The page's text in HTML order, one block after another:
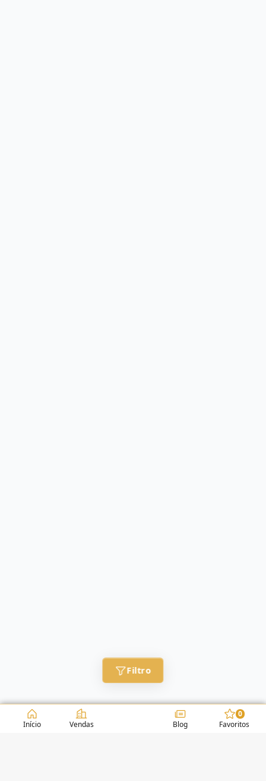
Filtro
Início Vendas Blog
0
Favoritos